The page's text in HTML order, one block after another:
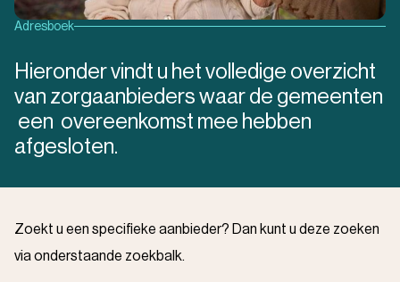
Adresboek
Hieronder vindt u het volledige overzicht
van zorgaanbieders waar de gemeenten
een overeenkomst mee hebben
afgesloten.
Zoekt u een specifieke aanbieder? Dan kunt u deze zoeken
via onderstaande zoekbalk.